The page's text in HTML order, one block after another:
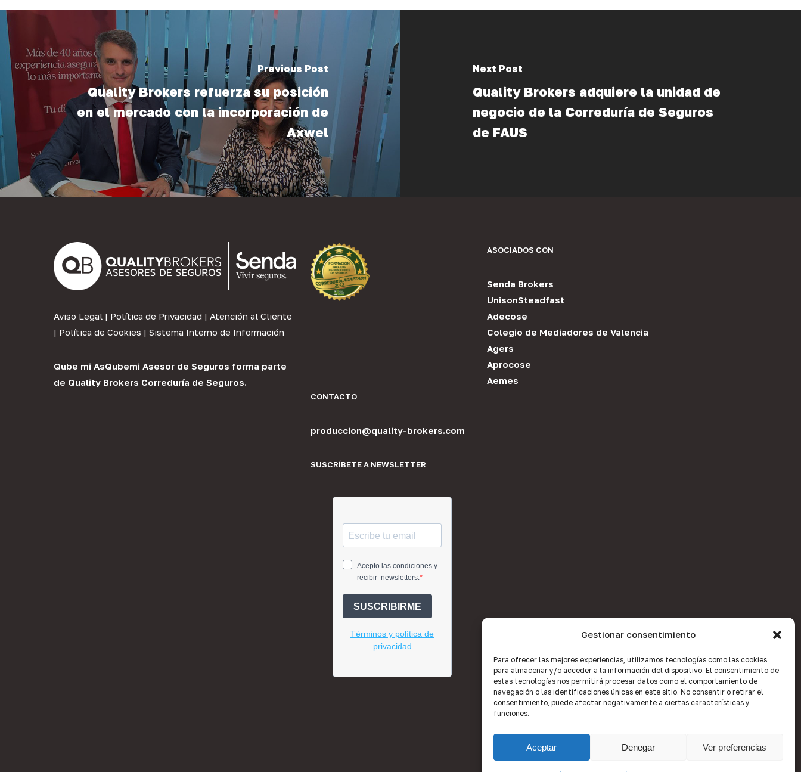
Gestionar consentimiento
Para ofrecer las mejores experiencias, utilizamos tecnologías como las cookies
para almacenar y/o acceder a la información del dispositivo. El consentimiento de
estas tecnologías nos permitirá procesar datos como el comportamiento de
navegación o las identificaciones únicas en este sitio. No consentir o retirar el
consentimiento, puede afectar negativamente a ciertas características y
funciones.
Aceptar Denegar Ver preferencias
Previous Post
Quality Brokers refuerza su posición
en el mercado con la incorporación de
Axwel
Next Post
Quality Brokers adquiere la unidad de
negocio de la Correduría de Seguros
de FAUS
Aviso Legal | Política de Privacidad | Atención al Cliente
| Política de Cookies | Sistema Interno de Información
Qube mi AsQubemi Asesor de Seguros forma parte
de Quality Brokers Correduría de Seguros.
ASOCIADOS CON
Senda Brokers
UnisonSteadfast
Adecose
Colegio de Mediadores de Valencia
Agers
Aprocose
Aemes
CONTACTO
produccion@quality-brokers.com
SUSCRÍBETE A NEWSLETTER